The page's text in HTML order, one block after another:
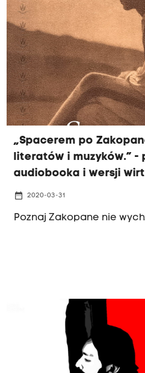
„Spacerem po
literatów i muzyków.” -
audiobooka i wersji
date_range 2020-03-31
Poznaj Zakopane nie